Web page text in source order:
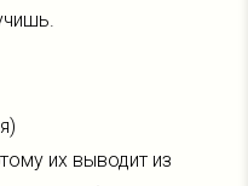
их выводит из